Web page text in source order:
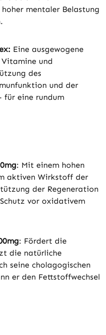
mentaler Belastung
Eine ausgewogene
und
des
und der
für eine rundum
: Mit einem hohen
aktiven Wirkstoff der
der Regeneration
vor oxidativem
: Fördert die
die natürliche
seine cholagogischen
er den Fettstoffwechsel